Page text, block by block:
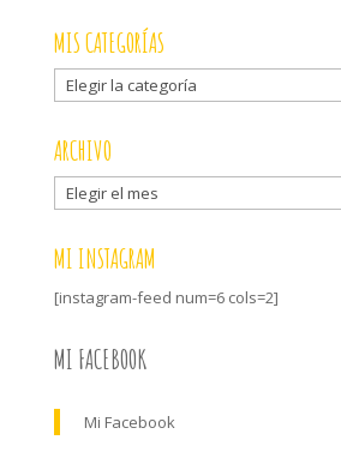
MIS CATEGORÍAS
Mis
categorías
ARCHIVO
Archivo
MI INSTAGRAM
[instagram-feed num=6 cols=2]
MI FACEBOOK
Mi Facebook